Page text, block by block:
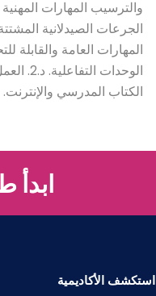
الكتاب المدرسي والإنترنت. .4. استخدم الحساب
ابدأ
استكشف الأكاديمية